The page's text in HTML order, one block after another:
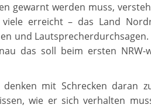
gewarnt werden muss,
erreicht – das Land
und Lautsprecherdurchsagen.
das soll beim ersten NRW-
mit Schrecken daran
wie er sich verhalten